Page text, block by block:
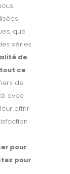
que
séries.
de
ce
de
avec
offrir
pour
pour